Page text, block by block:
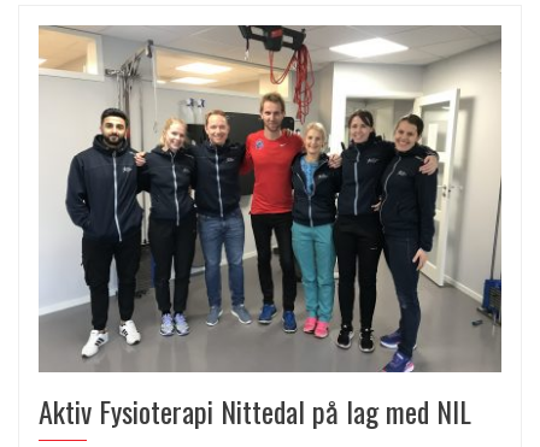
Aktiv Fysioterapi Nittedal på lag med NIL